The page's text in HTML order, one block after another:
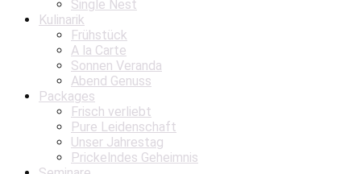
Single Nest
Kulinarik
Frühstück
A la Carte
Sonnen Veranda
Abend Genuss
Packages
Frisch verliebt
Pure Leidenschaft
Unser Jahrestag
Prickelndes Geheimnis